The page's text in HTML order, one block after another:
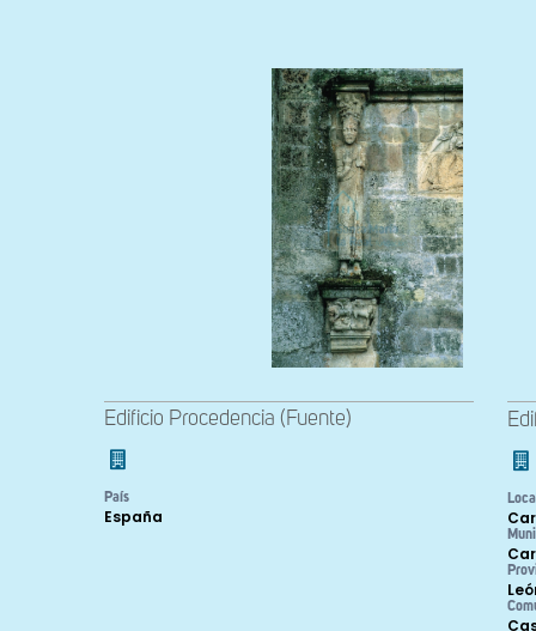
Edificio Procedencia (Fuente)
País
España